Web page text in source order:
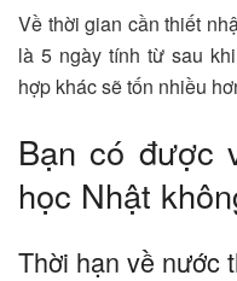
Về thời gian cần thiết
là 5 ngày tính từ sau
hợp khác sẽ tốn nhiều
Bạn có được
học Nhật
Thời hạn về nước